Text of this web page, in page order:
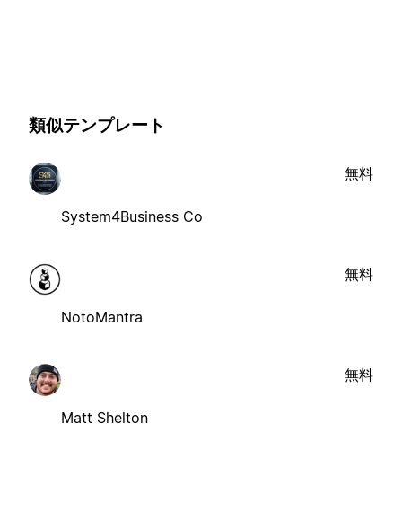
類似テンプレート
System4Business Co
無料
NotoMantra
無料
Matt Shelton
無料